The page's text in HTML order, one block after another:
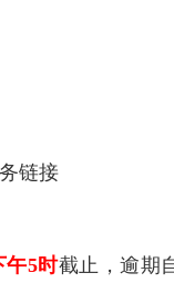
链接
午5时截止，逾期